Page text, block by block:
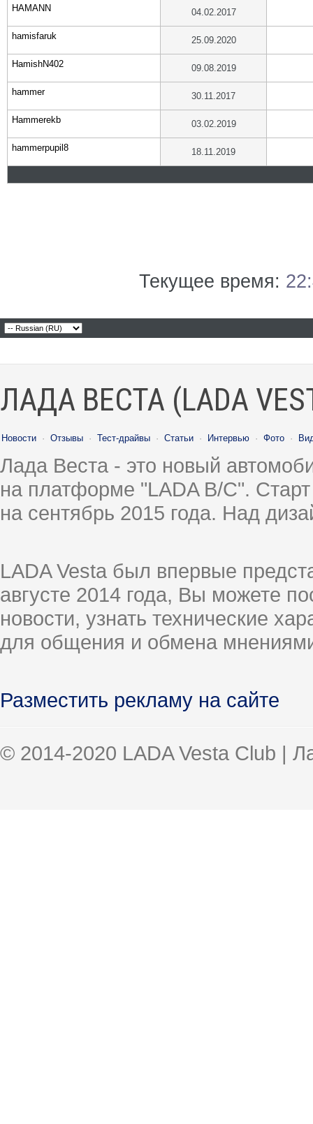
HAMANN 04.02.2017
hamisfaruk 25.09.2020
HamishN402 09.08.2019
hammer 30.11.2017
Hammerekb 03.02.2019
hammerpupil8 18.11.2019
Текущее время:
ЛАДА ВЕСТА (LADA
Новости · Отзывы · Тест-драйвы · Статьи · Интервью · Фото ·
Лада Веста - это новый
на платформе "LADA B/C".
на сентябрь 2015 года. Над
LADA Vesta был впервые
августе 2014 года, Вы можете
новости, узнать технические
для общения и обмена
Разместить рекламу на сайте
© 2014-2020 LADA Vesta Club |